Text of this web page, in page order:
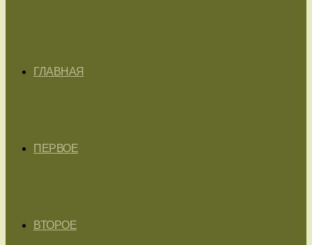
ГЛАВНАЯ
ПЕРВОЕ
ВТОРОЕ